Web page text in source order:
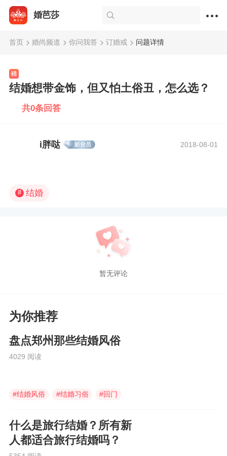
婚芭莎
首页 婚尚频道 你问我答 订婚戒 问题详情
结婚想带金饰，但又怕土俗丑，怎么选？
共0条回答
i胖哒 2018-08-01
# 结婚
暂无评论
为你推荐
盘点郑州那些结婚风俗
4029 阅读
#结婚风俗 #结婚习俗 #回门
什么是旅行结婚？所有新
人都适合旅行结婚吗？